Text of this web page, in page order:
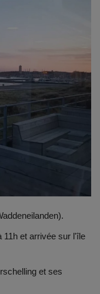
11h et arrivée sur l'île
et ses